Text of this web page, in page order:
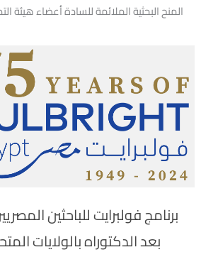
المنح البحثية الملائمة للسادة أعضاء هيئة
برنامج فولبرايت للباحثين
بعد الدكتوراه بالولايات